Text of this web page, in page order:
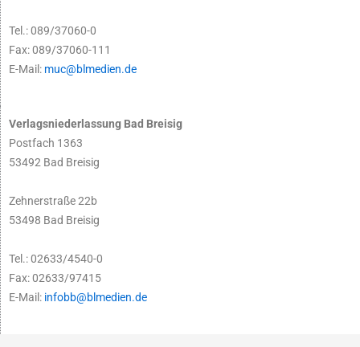
Tel.: 089/37060-0
Fax: 089/37060-111
E-Mail: muc@blmedien.de
Verlagsniederlassung Bad Breisig
Postfach 1363
53492 Bad Breisig
Zehnerstraße 22b
53498 Bad Breisig
Tel.: 02633/4540-0
Fax: 02633/97415
E-Mail: infobb@blmedien.de